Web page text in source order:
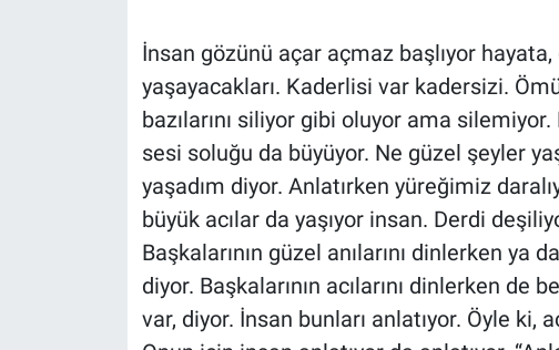
İnsan gözünü açar açmaz başlıyor hayata,
yaşayacakları. Kaderlisi var kadersizi.
bazılarını siliyor gibi oluyor ama
sesi soluğu da büyüyor. Ne güzel şeyler
yaşadım diyor. Anlatırken yüreğimiz
büyük acılar da yaşıyor insan. Derdi
Başkalarının güzel anılarını dinlerken ya
diyor. Başkalarının acılarını dinlerken de
var, diyor. İnsan bunları anlatıyor. Öyle ki,